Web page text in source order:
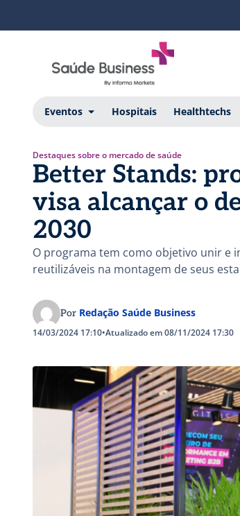
Eventos Hospitais Healthtechs
Destaques sobre o mercado de saúde
Better Stands:
visa alcançar o
2030
O programa tem como objetivo unir e
reutilizáveis na montagem de seus
Por Redação Saúde Business
14/03/2024 17:10•Atualizado em 08/11/2024 17:30